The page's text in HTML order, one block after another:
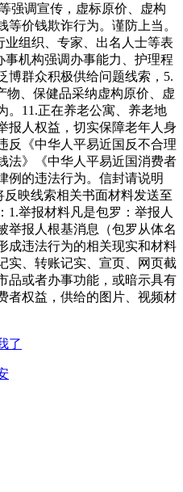
强调宣传，虚标原价、虚构
价钱欺诈行为。谨防上当。
组织、专家、出名人士等表
机构强调办事能力、护理程
博群众积极供给问题线索，5.
物、保健品采纳虚构原价、虚
。11.正在养老公寓、养老地
报人权益，切实保障老年人身
反《中华人平易近国反不合理
法》《中华人平易近国消费者
例的违法行为。信封请说明
映线索相关书面材料发送至
1.举报材料凡是包罗：举报人
举报人根基消息（包罗从体名
成违法行为的相关现实和材料
实、转账记实、宣页、网页截
品或者办事功能，或暗示具有
者权益，供给的图片、视频材
了